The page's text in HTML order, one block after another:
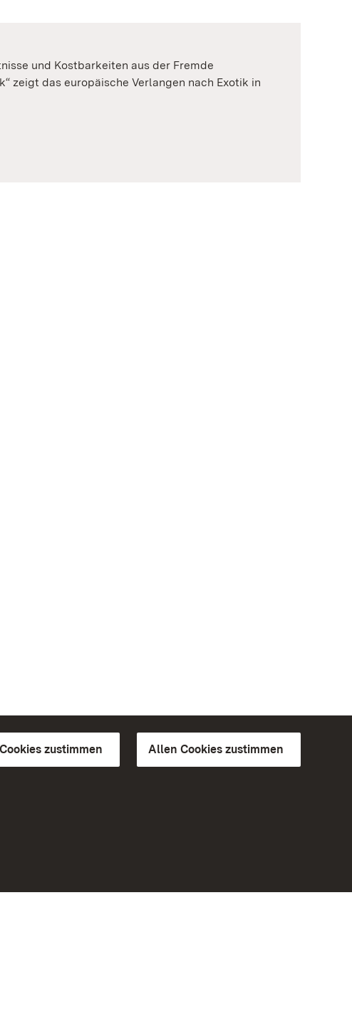
zustimmen Allen Cookies zustimmen
und Kostbarkeiten aus der Fremde
zeigt das europäische Verlangen nach Exotik in